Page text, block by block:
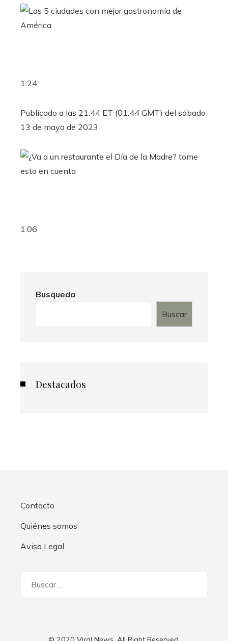
1:24
Publicado a las 21:44 ET (01:44 GMT) del sábado
13 de mayo de 2023
1:06
Busqueda
Buscar
Destacados
Contacto
Quiénes somos
Aviso Legal